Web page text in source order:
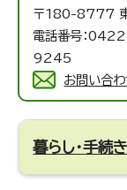
〒180-8777
電話番号：
9245
お問い合わ
暮らし・手続き